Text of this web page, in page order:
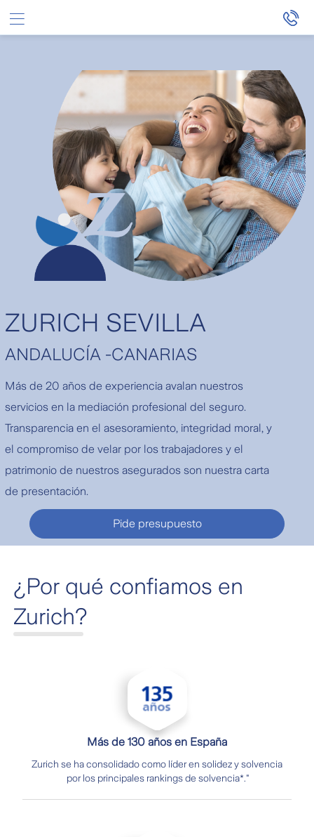
Saltar al contenido principal
ZURICH SEVILLA
ANDALUCÍA -CANARIAS
Más de 20 años de experiencia avalan nuestros
servicios en la mediación profesional del seguro.
Transparencia en el asesoramiento, integridad moral, y
el compromiso de velar por los trabajadores y el
patrimonio de nuestros asegurados son nuestra carta
de presentación.
Pide presupuesto
¿Por qué confiamos en
Zurich?
Más de 130 años en España
Zurich se ha consolidado como líder en solidez y solvencia
por los principales rankings de solvencia*."